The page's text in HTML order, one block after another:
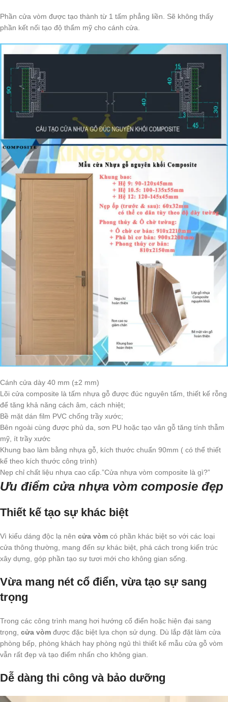
Phần cửa vòm được tạo thành từ 1 tấm phẳng liền. Sẽ không thấy
phần kết nối tạo độ thẩm mỹ cho cánh cửa.
Cánh cửa dày 40 mm (±2 mm)
Lõi cửa composite là tấm nhựa gỗ được đúc nguyên tấm, thiết kế rỗng
để tăng khả năng cách âm, cách nhiệt;
Bề mặt dán film PVC chống trầy xước;
Bên ngoài cùng được phủ da, sơn PU hoặc tạo vân gỗ tăng tính thẫm
mỹ, ít trầy xước
Khung bao làm bằng nhựa gỗ, kích thước chuẩn 90mm ( có thể thiết
kế theo kích thước công trình)
Nẹp chỉ chất liệu nhựa cao cấp.”Cửa nhựa vòm composite là gì?”
Ưu điểm cửa nhựa vòm composie đẹp
Thiết kế tạo sự khác biệt
Vì kiểu dáng độc lạ nên cửa vòm có phần khác biệt so với các loại
cửa thông thường, mang đến sự khác biệt, phá cách trong kiến trúc
xây dựng, góp phần tạo sự tươi mới cho không gian sống.
Vừa mang nét cổ điển, vừa tạo sự sang
trọng
Trong các công trình mang hơi hướng cổ điển hoặc hiện đại sang
trọng, cửa vòm được đặc biệt lựa chọn sử dụng. Dù lắp đặt làm cửa
phòng bếp, phòng khách hay phòng ngủ thì thiết kế mẫu cửa gỗ vòm
vẫn rất đẹp và tạo điểm nhấn cho không gian.
Dễ dàng thi công và bảo dưỡng